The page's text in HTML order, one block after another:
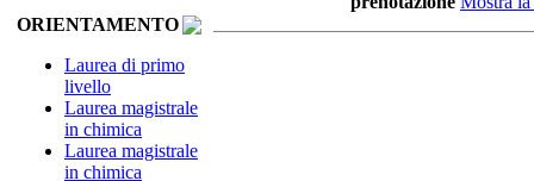
ORIENTAMENTO
Laurea di primo
livello
Laurea magistrale
in chimica
Laurea magistrale
in chimica